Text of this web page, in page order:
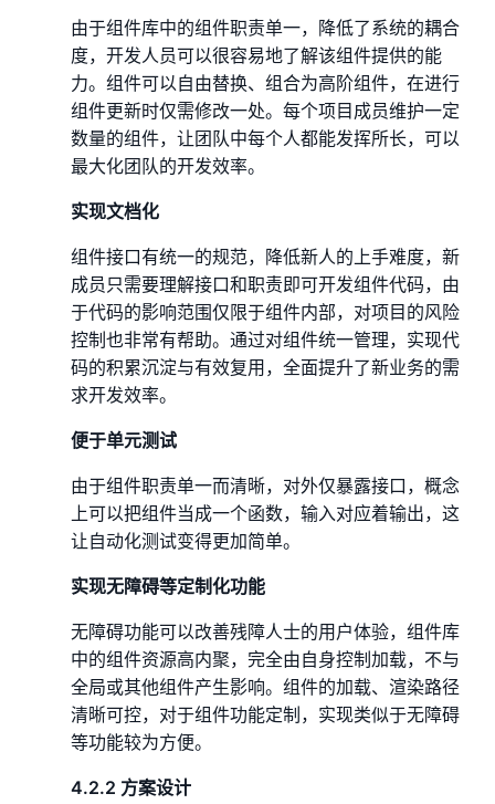
由于组件库中的组件职责单一，降低了系统的耦合
度，开发人员可以很容易地了解该组件提供的能
力。组件可以自由替换、组合为高阶组件，在进行
组件更新时仅需修改一处。每个项目成员维护一定
数量的组件，让团队中每个人都能发挥所长，可以
最大化团队的开发效率。
实现文档化
组件接口有统一的规范，降低新人的上手难度，新
成员只需要理解接口和职责即可开发组件代码，由
于代码的影响范围仅限于组件内部，对项目的风险
控制也非常有帮助。通过对组件统一管理，实现代
码的积累沉淀与有效复用，全面提升了新业务的需
求开发效率。
便于单元测试
由于组件职责单一而清晰，对外仅暴露接口，概念
上可以把组件当成一个函数，输入对应着输出，这
让自动化测试变得更加简单。
实现无障碍等定制化功能
无障碍功能可以改善残障人士的用户体验，组件库
中的组件资源高内聚，完全由自身控制加载，不与
全局或其他组件产生影响。组件的加载、渲染路径
清晰可控，对于组件功能定制，实现类似于无障碍
等功能较为方便。
4.2.2 方案设计